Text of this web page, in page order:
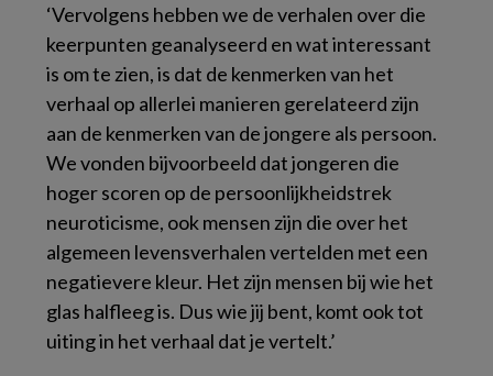
‘Vervolgens hebben we de verhalen over die
keerpunten geanalyseerd en wat interessant
is om te zien, is dat de kenmerken van het
verhaal op allerlei manieren gerelateerd zijn
aan de kenmerken van de jongere als persoon.
We vonden bijvoorbeeld dat jongeren die
hoger scoren op de persoonlijkheidstrek
neuroticisme, ook mensen zijn die over het
algemeen levensverhalen vertelden met een
negatievere kleur. Het zijn mensen bij wie het
glas halfleeg is. Dus wie jij bent, komt ook tot
uiting in het verhaal dat je vertelt.’